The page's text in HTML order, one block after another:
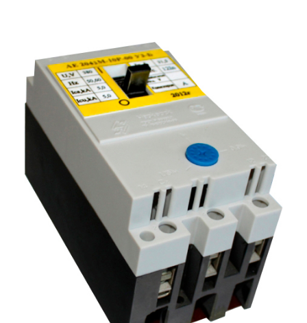
Стремянки с
Стремянки с
опорой
Ширмы
РЗА (шторы)
Штендеры
Щиты
диэлектрические